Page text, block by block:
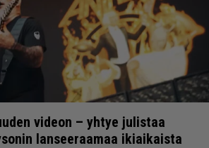
videon – yhtye julistaa
lanseeraamaa ikiaikaista